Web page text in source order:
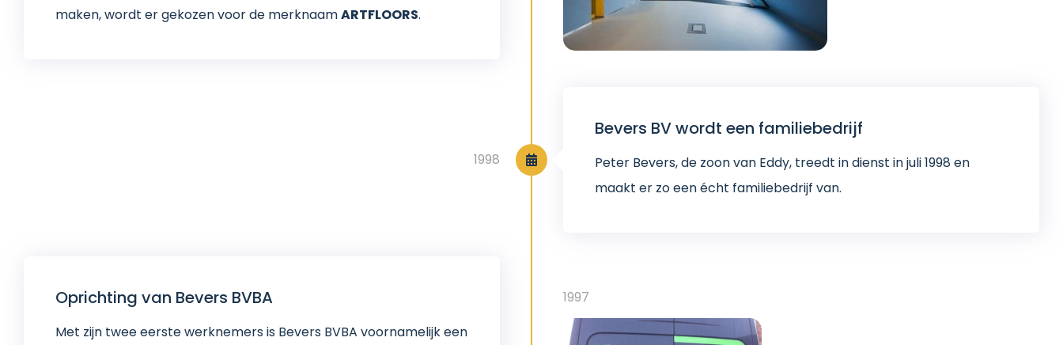
maken, wordt er gekozen voor de merknaamARTFLOORS.
Bevers BV wordt een familiebedrijf
Peter Bevers, de zoon van Eddy, treedt in dienst in juli 1998 en
maakt er zo een écht familiebedrijf van.
1998
Oprichting van Bevers BVBA
Met zijn twee eerste werknemers is Bevers BVBA voornamelijk een
1997